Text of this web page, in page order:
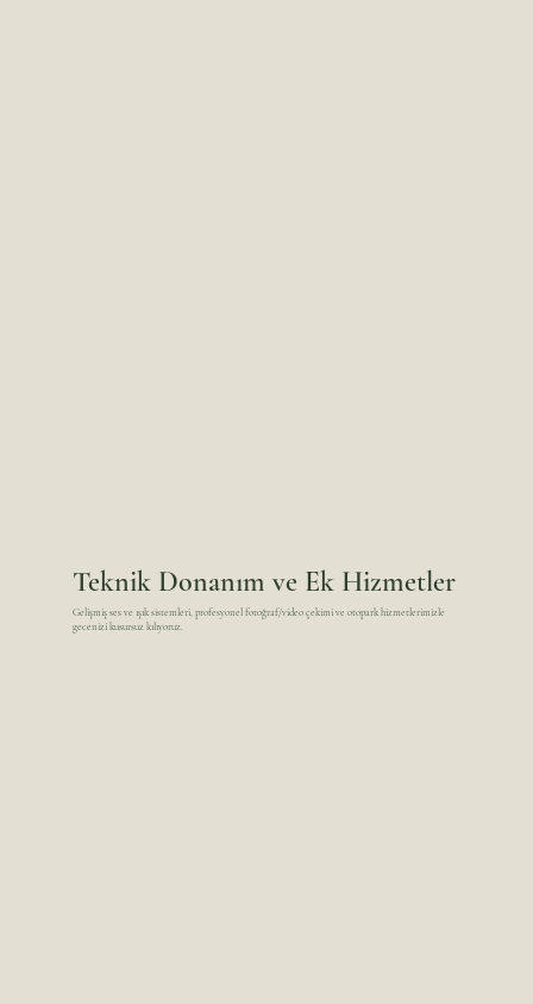
Teknik Donanım ve Ek Hizmetler
Gelişmiş ses ve ışık sistemleri, profesyonel fotoğraf/video çekimi ve otopark hizmetlerimizle
gecenizi kusursuz kılıyoruz.